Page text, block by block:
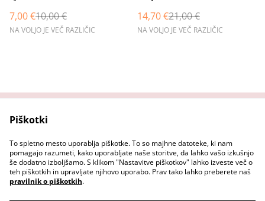
7,00 €10,00 €
NA VOLJO JE VEČ RAZLIČIC
14,70 €21,00 €
NA VOLJO JE VEČ RAZLIČIC
Pravni pogoji
Pravilnik o zasebnosti
Pravilnik o piškotkih
Piškotki
To spletno mesto uporablja piškotke. To so majhne datoteke, ki nam
pomagajo razumeti, kako uporabljate naše storitve, da lahko vašo izkušnjo
še dodatno izboljšamo. S klikom "Nastavitve piškotkov" lahko izveste več o
teh piškotkih in upravljate njihovo uporabo. Prav tako lahko preberete naš
pravilnik o piškotkih.